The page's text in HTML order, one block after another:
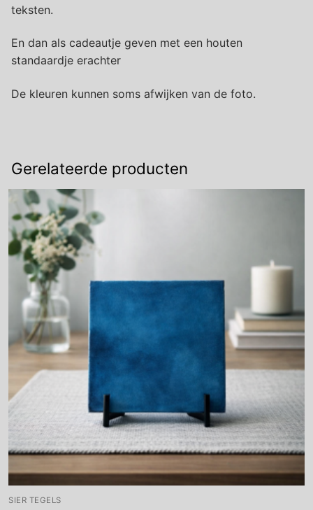
teksten.
En dan als cadeautje geven met een houten
standaardje erachter
De kleuren kunnen soms afwijken van de foto.
Gerelateerde producten
SIER TEGELS